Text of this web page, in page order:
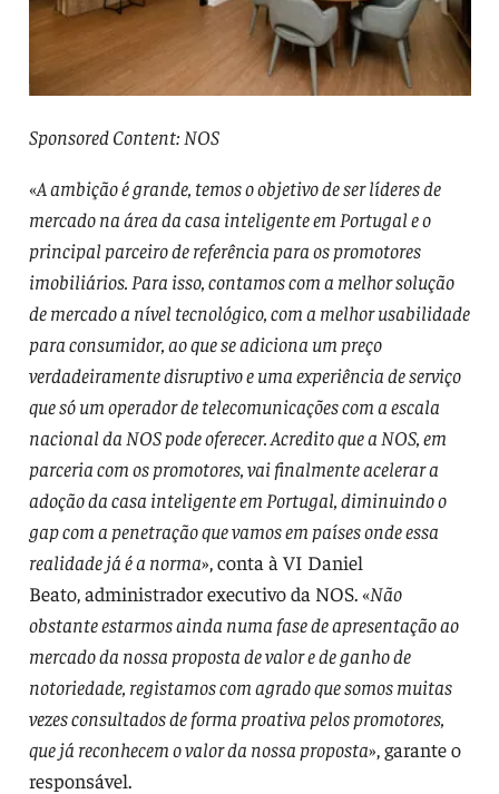
Sponsored Content: NOS
«A ambição é grande, temos o objetivo de ser líderes de
mercado na área da casa inteligente em Portugal e o
principal parceiro de referência para os promotores
imobiliários. Para isso, contamos com a melhor solução
de mercado a nível tecnológico, com a melhor usabilidade
para consumidor, ao que se adiciona um preço
verdadeiramente disruptivo e uma experiência de serviço
que só um operador de telecomunicações com a escala
nacional da NOS pode oferecer. Acredito que a NOS, em
parceria com os promotores, vai finalmente acelerar a
adoção da casa inteligente em Portugal, diminuindo o
gap com a penetração que vamos em países onde essa
realidade já é a norma», conta à VI Daniel
Beato, administrador executivo da NOS. «Não
obstante estarmos ainda numa fase de apresentação ao
mercado da nossa proposta de valor e de ganho de
notoriedade, registamos com agrado que somos muitas
vezes consultados de forma proativa pelos promotores,
que já reconhecem o valor da nossa proposta», garante o
responsável.